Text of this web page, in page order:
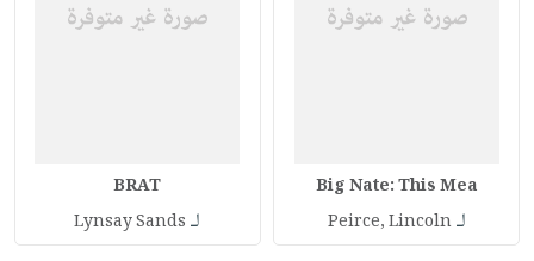
Big Nate: This Mea
لـPeirce, Lincoln
BRAT
لـ Lynsay Sands